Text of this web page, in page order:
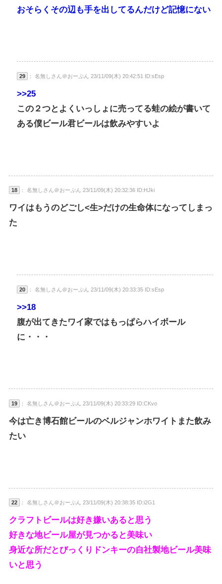
おそらくその辺も手を出してるんだけど記憶にない
29 ： 名無しさん＠おーぷん 23/11/09(木) 20:42:51 ID:sEsp
>>25
この２つとよくいっしょに売ってる蛙の絵が書いて
ある僕ビール君ビールは飲みやすいよ
18 ： 名無しさん＠おーぷん 23/11/09(木) 20:32:36 ID:HJki
ワイはもうのどごし<生>だけの生命体になってしまっ
た
20 ： 名無しさん＠おーぷん 23/11/09(木) 20:33:35 ID:sEsp
>>18
腹が出てきたワイ家ではもっぱらハイボール
に・・・
19 ： 名無しさん＠おーぷん 23/11/09(木) 20:33:29 ID:CKvo
今は亡き博石館ビールのベルジャンホワイトまた飲み
たい
22 ： 名無しさん＠おーぷん 23/11/09(木) 20:38:35 ID:i2G1
クラフトビールは好き嫌いあると思う
好きな地ビール屋が見つかると美味い
身近な所だとびっくりドンキーの自社製地ビール美味
いと思う